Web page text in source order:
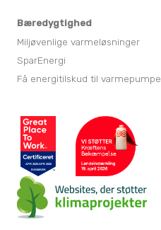
Bæredygtighed
Miljøvenlige varmeløsninger
SparEnergi
Få energitilskud til varmepumpe